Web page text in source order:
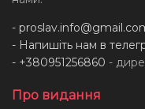
-
- Напишіть нам в
- +380951256860 -
Про видання